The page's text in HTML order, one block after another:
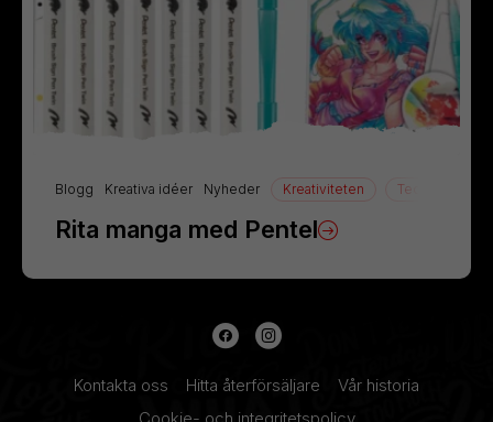
Blogg Kreativa idéer Nyheder Kreativiteten Teckning
Rita manga med Pentel
Kontakta oss Hitta återförsäljare
Vår historia